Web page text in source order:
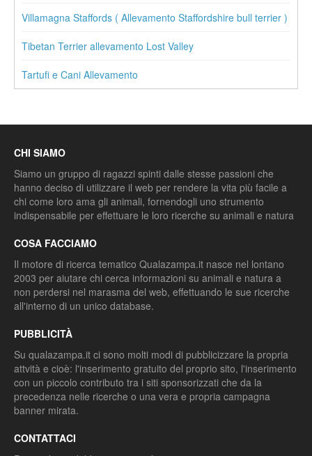
Villamagna Staffords ( Allevamento Staffordshire bull terrier )
Tibetan Terrier allevamento Lost Valley
Tartufi e Cani Allevamento
CHI SIAMO
Siamo un gruppo di ragazzi spinti dalle stesse passioni che
hanno deciso di utilizzare il web per rendere la vita più facile a
chi come loro ama gli animali, fornendogli uno strumento
indispensabile per effettuare le loro ricerche su animali e natura
COSA FACCIAMO
Il motore di ricerca tematico Qualazampa.it nasce nel lontano
2003 per aiutare chi cerca informazioni su animali e natura a
non perdersi nel marasma del web, effettuando le sue ricerche
all'interno di un unico database.
PUBBLICITÀ
Su qualazampa.it ci sono molti modi di pubblicizzare la propria
attvità e cioè: l'inserimento gratuito del proprio sito, l'inserimento
con un piccolo contributo tra i siti sponsorizzati che da la
precedenza nelle ricerche o una vera e propria campagna
banner mirata.
CONTATTACI